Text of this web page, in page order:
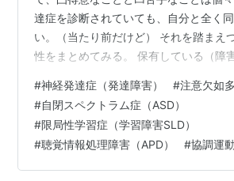
達症を診断されていても、自分と全く
い。（当たり前だけど） それを踏まえ
性をまとめてみる。 保有している（障
局性学習障害（SLD）（読字障害、書字
有） ・聴覚情報処理障害（APD、聴き
・発達性協調運動障害（疑いあり）（
WAIS-Ⅳ 全体 94 言語理解 ノーマル 知
ングメモリー 凹 処理速度 凹 まとめコ
#神経発達症（発達障害） #注意欠如
#自閉スペクトラム症（ASD）
#限局性学習症（学習障害SLD）
#聴覚情報処理障害（APD） #協調運